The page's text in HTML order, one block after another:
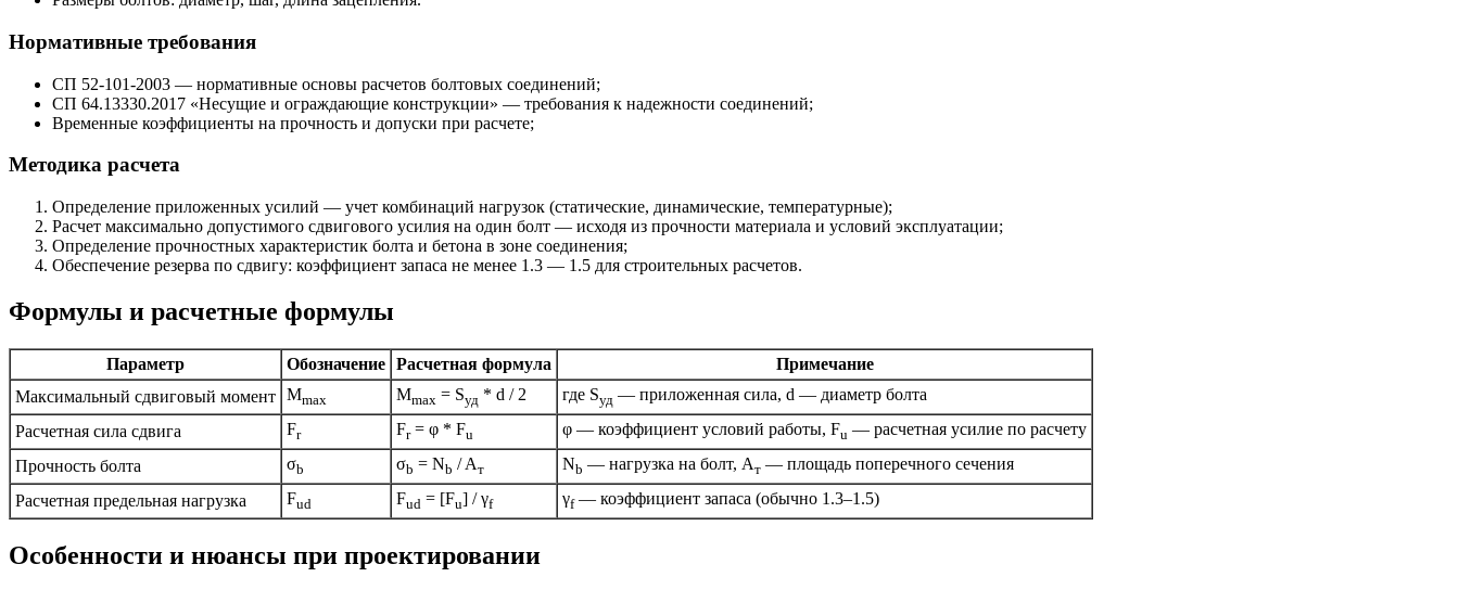
Нормативные требования
СП 52-101-2003 — нормативные основы расчетов болтовых соединений;
СП 64.13330.2017 «Несущие и ограждающие конструкции» — требования к надежности соединений;
Временные коэффициенты на прочность и допуски при расчете;
Методика расчета
Определение приложенных усилий — учет комбинаций нагрузок (статические, динамические, температурные);
Расчет максимально допустимого сдвигового усилия на один болт — исходя из прочности материала и условий эксплуатации;
Определение прочностных характеристик болта и бетона в зоне соединения;
Обеспечение резерва по сдвигу: коэффициент запаса не менее 1.3 — 1.5 для строительных расчетов.
Формулы и расчетные формулы
Параметр Обозначение Расчетная формула
Примечание
Максимальный сдвиговый момент Mmax Mmax = Sуд * d / 2 где Sуд — приложенная сила, d — диаметр болта
Расчетная сила сдвига
Fr Fr= φ * Fu φ — коэффициент условий работы, Fu — расчетная усилие по расчету
Прочность болта
σb σb = Nb / Aт Nb — нагрузка на болт, Aт — площадь поперечного сечения
Расчетная предельная нагрузка
Fud Fud = [Fu] / γf γf— коэффициент запаса (обычно 1.3–1.5)
Особенности и нюансы при проектировании